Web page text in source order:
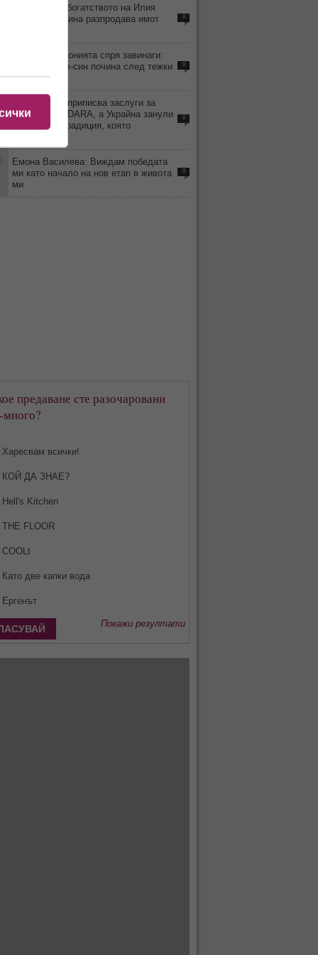
Стопи ли се богатството на Илия
Павлов? Дарина разпродава имот
0
Перото на иронията спря завинаги:
Любен Дилов-син почина след тежки
усложнения
0
Киркоров си приписва заслуги за
победата на DARA, а Украйна занули
България - традиция, която
0
Емона Василева: Виждам победата
ми като начало на нов етап в живота
ми
0
предаване сте разочаровани
много?
Харесвам всички!
КОЙ ДА ЗНАЕ?
Hell's Kitchen
THE FLOOR
COOLt
Като две капки вода
Ергенът
Покажи резултати